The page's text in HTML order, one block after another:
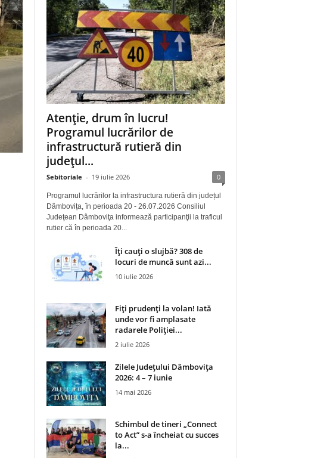
Atenție, drum în lucru!
Programul lucrărilor de
infrastructură rutieră din
județul...
Sebitoriale - 19 iulie 2026 0
Programul lucrărilor la infrastructura rutieră din județul
Dâmbovița, în perioada 20 - 26.07.2026 Consiliul
Judeţean Dâmboviţa informează participanţii la traficul
rutier că în perioada 20...
Îți cauți o slujbă? 308 de
locuri de muncă sunt azi...
10 iulie 2026
Fiți prudenți la volan! Iată
unde vor fi amplasate
radarele Poliției...
2 iulie 2026
Zilele Județului Dâmbovița
2026: 4 – 7 iunie
14 mai 2026
Schimbul de tineri „Connect
to Act” s-a încheiat cu succes
la...